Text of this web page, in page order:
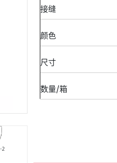
2
接缝
颜色
尺寸
数量/箱